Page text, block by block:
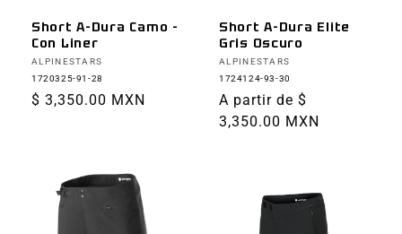
Short A-Dura Camo -
Con Liner
Proveedor:
ALPINESTARS
1720325-91-28
Precio
$ 3,350.00 MXN
Short A-Dura Elite
Gris Oscuro
Proveedor:
ALPINESTARS
1724124-93-30
Precio
habitual
A partir de $
3,350.00 MXN